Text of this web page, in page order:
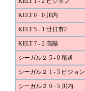
KELT 0 - 0 川内
KELT 5 - 1 廿日市2
KELT 7 - 2 高陽
シーガル２ 5 - 0 尾道
シーガル２ 1 - 5 ピジョン
シーガル２ 0 - 5 川内